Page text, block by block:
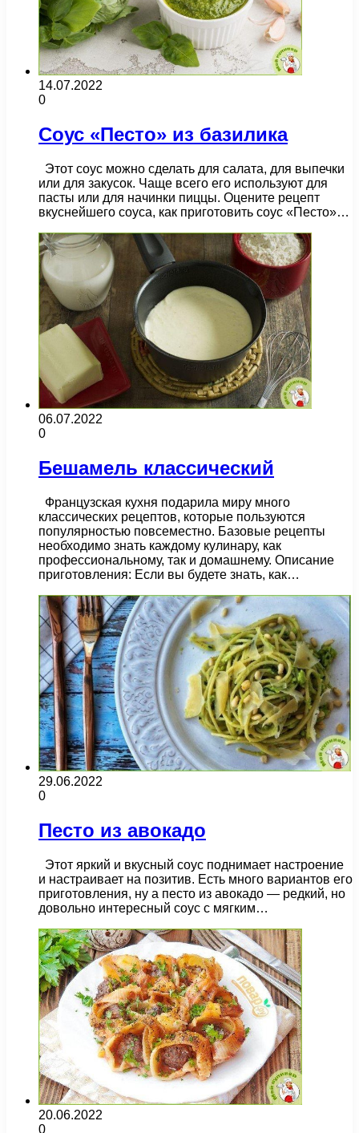
14.07.2022
0
Соус «Песто» из базилика
Этот соус можно сделать для салата, для выпечки
или для закусок. Чаще всего его используют для
пасты или для начинки пиццы. Оцените рецепт
вкуснейшего соуса, как приготовить соус «Песто»…
06.07.2022
0
Бешамель классический
Французская кухня подарила миру много
классических рецептов, которые пользуются
популярностью повсеместно. Базовые рецепты
необходимо знать каждому кулинару, как
профессиональному, так и домашнему. Описание
приготовления: Если вы будете знать, как…
29.06.2022
0
Песто из авокадо
Этот яркий и вкусный соус поднимает настроение
и настраивает на позитив. Есть много вариантов его
приготовления, ну а песто из авокадо — редкий, но
довольно интересный соус с мягким…
20.06.2022
0